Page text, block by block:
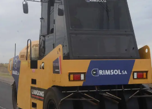
y finanzas
el campo
empresas
viral